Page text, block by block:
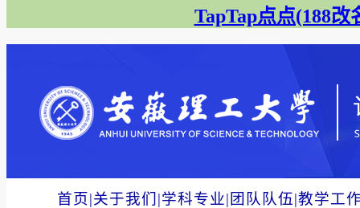
TapTap点点(188
首页|关于我们 |学科专业| 团队队伍|教学工